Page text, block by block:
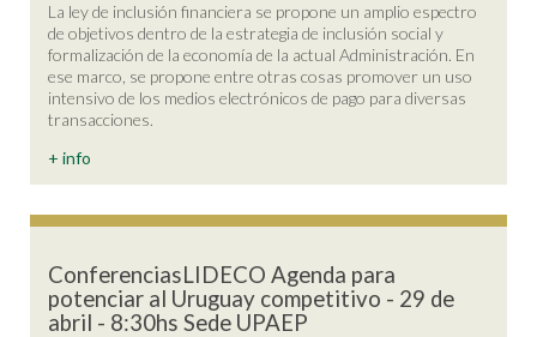
La ley de inclusión financiera se propone un amplio espectro
de objetivos dentro de la estrategia de inclusión social y
formalización de la economía de la actual Administración. En
ese marco, se propone entre otras cosas promover un uso
intensivo de los medios electrónicos de pago para diversas
transacciones.
+ info
ConferenciasLIDECO Agenda para
potenciar al Uruguay competitivo - 29 de
abril - 8:30hs Sede UPAEP